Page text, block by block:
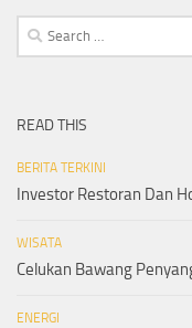
Search
for:
READ THIS
BERITA TERKINI
Investor Restoran Dan
WISATA
Celukan Bawang
ENERGI